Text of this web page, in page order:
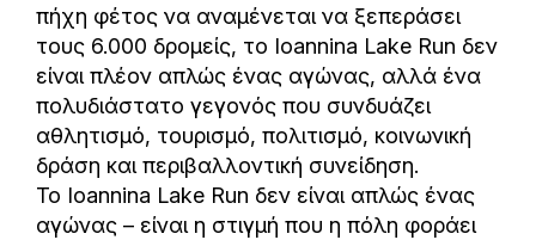
πήχη φέτος να αναμένεται να ξεπεράσει
τους 6.000 δρομείς, το Ioannina Lake Run δεν
είναι πλέον απλώς ένας αγώνας, αλλά ένα
πολυδιάστατο γεγονός που συνδυάζει
αθλητισμό, τουρισμό, πολιτισμό, κοινωνική
δράση και περιβαλλοντική συνείδηση.
Το Ioannina Lake Run δεν είναι απλώς ένας
αγώνας – είναι η στιγμή που η πόλη φοράει